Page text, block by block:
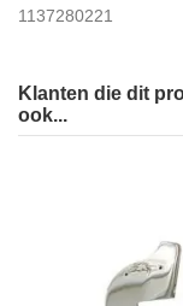
1137280221
Klanten die dit
ook...